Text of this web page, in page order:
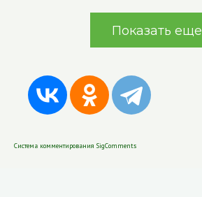
Показать еще
Система комментирования SigComments